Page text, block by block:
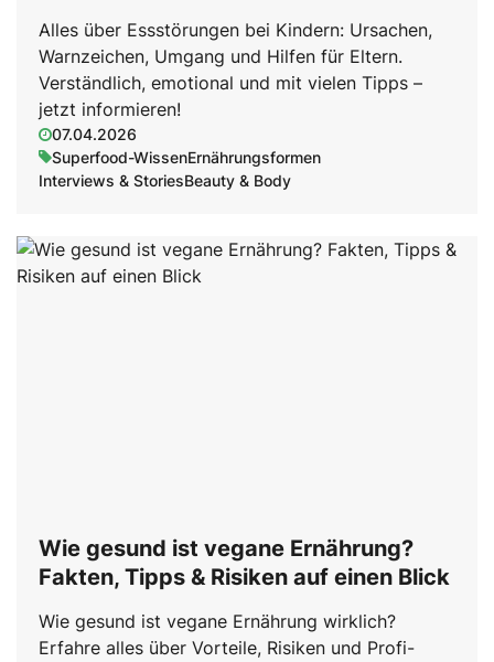
Alles über Essstörungen bei Kindern: Ursachen,
Warnzeichen, Umgang und Hilfen für Eltern.
Verständlich, emotional und mit vielen Tipps –
jetzt informieren!
07.04.2026
Superfood-WissenErnährungsformen
Interviews & StoriesBeauty & Body
Wie gesund ist vegane Ernährung?
Fakten, Tipps & Risiken auf einen Blick
Wie gesund ist vegane Ernährung wirklich?
Erfahre alles über Vorteile, Risiken und Profi-